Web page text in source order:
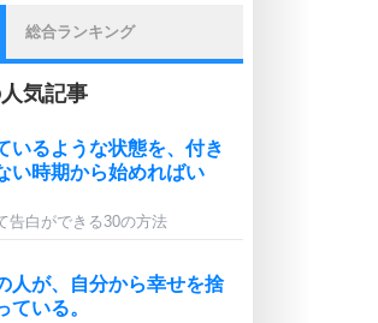
総合ランキング
人気記事
いるような状態を、付き
い時期から始めればい
告白ができる30の方法
人が、自分から幸せを捨
ている。